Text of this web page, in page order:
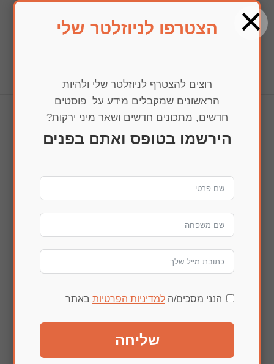
× הצטרפו לניוזלטר שלי
רוצים להצטרף לניוזלטר שלי ולהיות
הראשונים שמקבלים מידע על פוסטים
חדשים, מתכונים חדשים ושאר מיני ירקות?
הירשמו בטופס ואתם בפנים
הנני מסכים/הלמדיניות הפרטיות באתר
שליחה
img_0395